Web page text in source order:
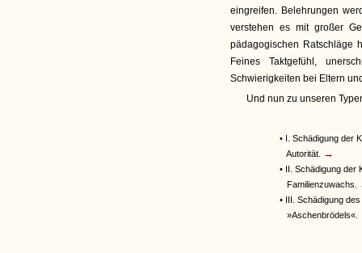
eingreifen. Belehrungen
verstehen es mit großer
pädagogischen Ratschläge
Feines Taktgefühl,
Schwierigkeiten bei Eltern
Und nun zu unseren
• I. Schädigung der
Autorität.
→
• II. Schädigung der
Familienzuwachs.
• III. Schädigung
»Aschenbrödels«.